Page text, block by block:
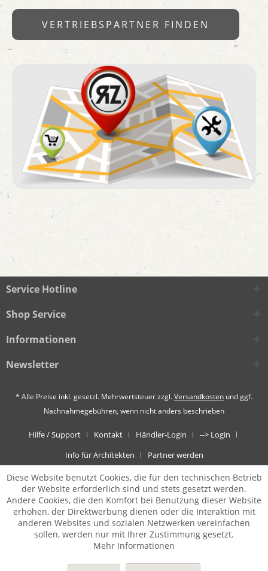
VERTRIEBSPARTNER FINDEN
Service Hotline
Shop Service
Informationen
Newsletter
* Alle Preise inkl. gesetzl. Mehrwertsteuer zzgl.Versandkosten und ggf.
Nachnahmegebühren, wenn nicht anders beschrieben
Hilfe / Support Kontakt Händler-Login
--> Login
Info für Architekten
Partner werden
Diese Website benutzt Cookies, die für den technischen Betrieb
der Website erforderlich sind und stets gesetzt werden.
Andere Cookies, die den Komfort bei Benutzung dieser Website
erhöhen, der Direktwerbung dienen oder die Interaktion mit
anderen Websites und sozialen Netzwerken vereinfachen
sollen, werden nur mit Ihrer Zustimmung gesetzt.
Mehr Informationen